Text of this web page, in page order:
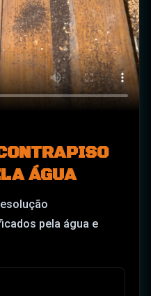
ÁGUA
pela água e